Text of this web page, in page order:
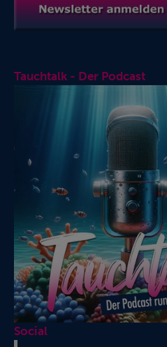
Tauchtalk - Der Podcast
Social